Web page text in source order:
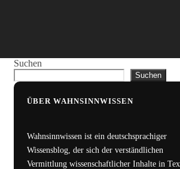
Suchen
Suchen
ÜBER WAHNSINNWISSEN
Wahnsinnwissen ist ein deutschsprachiger
Wissensblog, der sich der verständlichen
Vermittlung wissenschaftlicher Inhalte in